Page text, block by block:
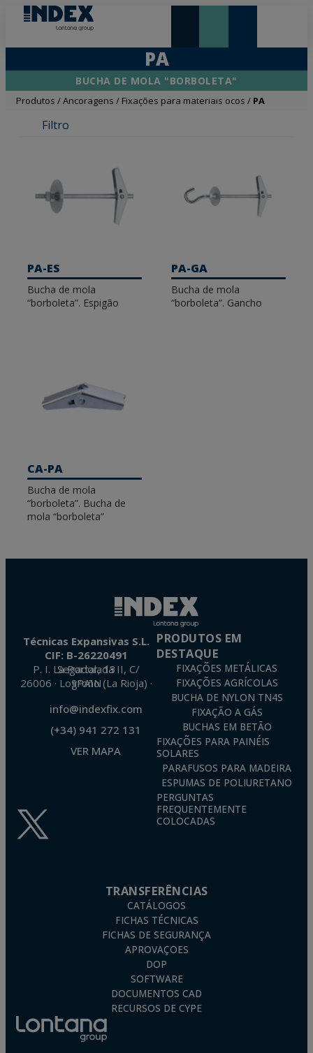
PA
BUCHA DE MOLA "BORBOLETA"
Produtos /Ancoragens / Fixações para materiais ocos / PA
Filtro
PA-ES
Bucha de mola
“borboleta”. Espigão
PA-GA
Bucha de mola
“borboleta”. Gancho
CA-PA
Bucha de mola
“borboleta”. Bucha de
mola “borboleta”
Técnicas Expansivas S.L.
CIF: B-26220491
P. I. La Portalada II, C/ Segador, 13
26006 · Logroño (La Rioja) · SPAIN
info@indexfix.com
(+34) 941 272 131
VER MAPA
PRODUTOS EM
DESTAQUE
FIXAÇÕES METÁLICAS
FIXAÇÕES AGRÍCOLAS
BUCHA DE NYLON TN4S
FIXAÇÃO A GÁS
BUCHAS EM BETÃO
FIXAÇÕES PARA PAINÉIS
SOLARES
PARAFUSOS PARA MADEIRA
ESPUMAS DE POLIURETANO
PERGUNTAS
FREQUENTEMENTE
COLOCADAS
TRANSFERÊNCIAS
CATÁLOGOS
FICHAS TÉCNICAS
FICHAS DE SEGURANÇA
APROVAÇOES
DOP
SOFTWARE
DOCUMENTOS CAD
RECURSOS DE CYPE